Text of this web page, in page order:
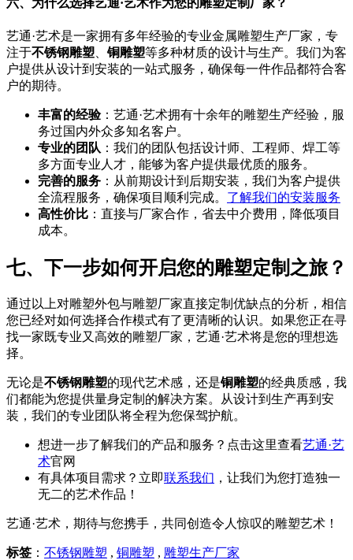
艺通·艺术是一家拥有多年经验的专业金属雕塑生产厂家，专
注于不锈钢雕塑 铜雕塑等多种材质的设计与生产。我们为客
户提供从设计到安装的一站式服务，确保每一件作品都符合客
户的期待。
丰富的经验：艺通·艺术拥有十余年的雕塑生产经验，服
务过国内外众多知名客户。
专业的团队 ：我们的团队包括设计师、工程师、焊工等
多方面专业人才，能够为客户提供最优质的服务。
完善的服务 ：从前期设计到后期安装，我们为客户提供
全流程服务，确保项目顺利完成。 了解我们的安装服务
高性价比 ：直接与厂家合作，省去中介费用，降低项目
成本。
七、下一步如何开启您的雕塑定制之旅？
通过以上对雕塑外包与雕塑厂家直接定制优缺点的分析，相信
您已经对如何选择合作模式有了更清晰的认识。如果您正在寻
找一家既专业又高效的雕塑厂家，艺通·艺术将是您的理想选
择。
无论是不锈钢雕塑的现代艺术感，还是铜雕塑的经典质感，我
们都能为您提供量身定制的解决方案。从设计到生产再到安
装，我们的专业团队将全程为您保驾护航。
想进一步了解我们的产品和服务？点击这里查看艺通·艺
术官网
有具体项目需求？立即联系我们 ，让我们为您打造独一
无二的艺术作品！
艺通·艺术，期待与您携手，共同创造令人惊叹的雕塑艺术！
标签 ： 不锈钢雕塑 , 铜雕塑 , 雕塑生产厂家